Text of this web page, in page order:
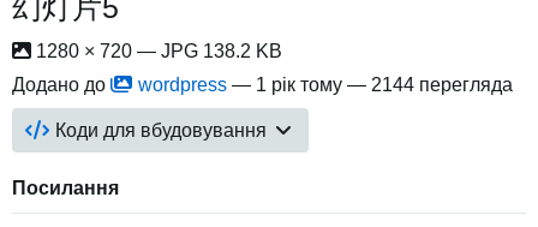
幻灯片5
1280 × 720 — JPG 138.2 KB
Додано до
wordpress — 1 рік тому — 2144 перегляда
Коди для вбудовування
Посилання